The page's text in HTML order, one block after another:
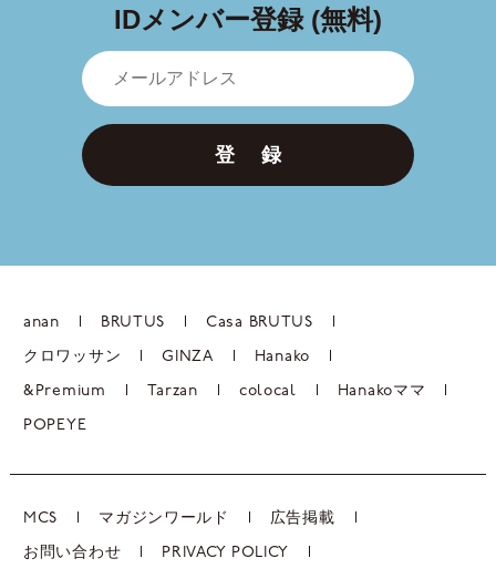
IDメンバー登録 (無料)
登 録
anan BRUTUS Casa BRUTUS
クロワッサン GINZA Hanako
&Premium Tarzan colocal Hanakoママ
POPEYE
MCS マガジンワールド 広告掲載
お問い合わせ PRIVACY POLICY